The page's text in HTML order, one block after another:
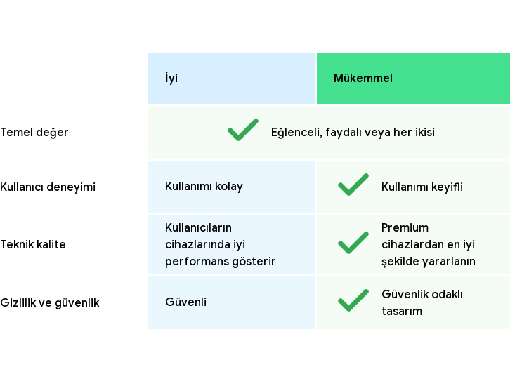
İyi Mükemmel
Temel değer Eğlenceli, faydalı veya her ikisi
Kullanıcı deneyimi Kullanımı kolay Kullanımı keyifli
Teknik kalite
Kullanıcıların
cihazlarında iyi
performans gösterir
Premium
cihazlardan en iyi
şekilde yararlanın
Gizlilik ve güvenlik Güvenli
Güvenlik odaklı
tasarım